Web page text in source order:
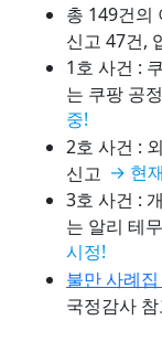
총 149건의
신고 47건,
1호 사건 :
는 쿠팡 공
중!
2호 사건 :
신고 → 현
3호 사건 :
는 알리 테
시정!
불만 사례
국정감사